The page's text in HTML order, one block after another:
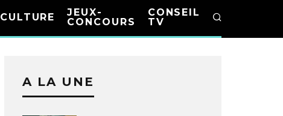
CULTURE
JEUX-
CONCOURS
CONSEIL
TV
A LA UNE